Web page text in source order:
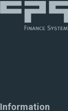
Information